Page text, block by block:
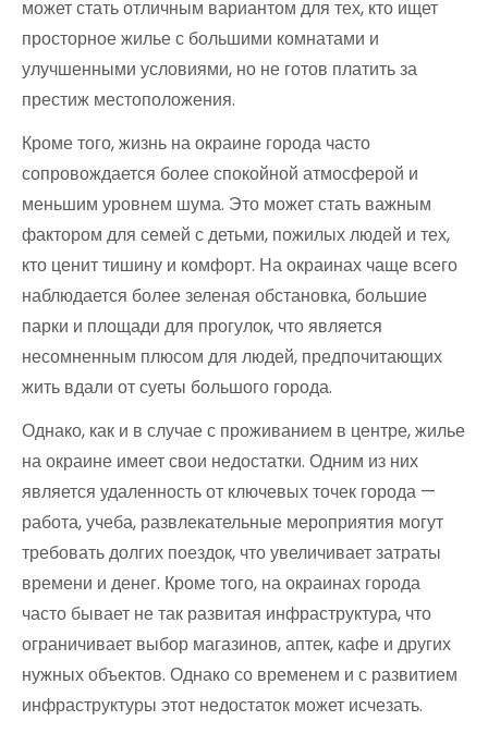
может стать отличным вариантом для тех, кто ищет
просторное жилье с большими комнатами и
улучшенными условиями, но не готов платить за
престиж местоположения.
Кроме того, жизнь на окраине города часто
сопровождается более спокойной атмосферой и
меньшим уровнем шума. Это может стать важным
фактором для семей с детьми, пожилых людей и тех,
кто ценит тишину и комфорт. На окраинах чаще всего
наблюдается более зеленая обстановка, большие
парки и площади для прогулок, что является
несомненным плюсом для людей, предпочитающих
жить вдали от суеты большого города.
Однако, как и в случае с проживанием в центре, жилье
на окраине имеет свои недостатки. Одним из них
является удаленность от ключевых точек города —
работа, учеба, развлекательные мероприятия могут
требовать долгих поездок, что увеличивает затраты
времени и денег. Кроме того, на окраинах города
часто бывает не так развитая инфраструктура, что
ограничивает выбор магазинов, аптек, кафе и других
нужных объектов. Однако со временем и с развитием
инфраструктуры этот недостаток может исчезать.